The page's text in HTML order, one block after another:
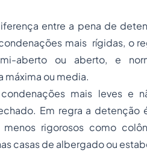
entre a pena de
mais rígidas, o
aberto ou aberto, e
ou media.
mais leves e
Em regra a detenção
rigorosos como
casas de albergado ou